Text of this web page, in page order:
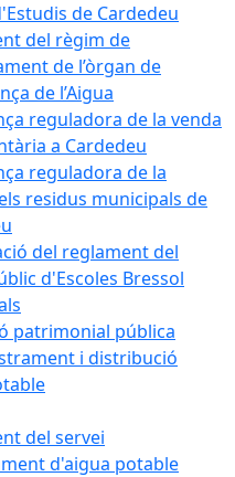
de Cardedeu
del règim de
de l’òrgan de
de l’Aigua
reguladora de la venda
a Cardedeu
reguladora de la
residus municipals de
del reglament del
d'Escoles Bressol
patrimonial pública
i distribució
del servei
d'aigua potable